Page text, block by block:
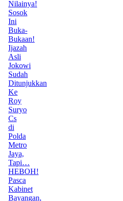
Nilainya!
Sosok
Ini
Buka-
Bukaan!
Ijazah
Asli
Jokowi
Sudah
Ditunjukkan
Ke
Roy
Suryo
Cs
di
Polda
Metro
Jaya,
Tapi…
HEBOH!
Pasca
Kabinet
Bayangan,